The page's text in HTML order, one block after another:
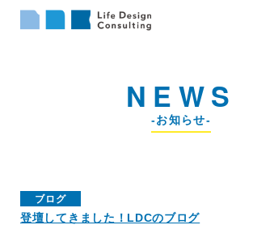
NEWS
-お知らせ-
ブログ
登壇してきました！LDCのブログ